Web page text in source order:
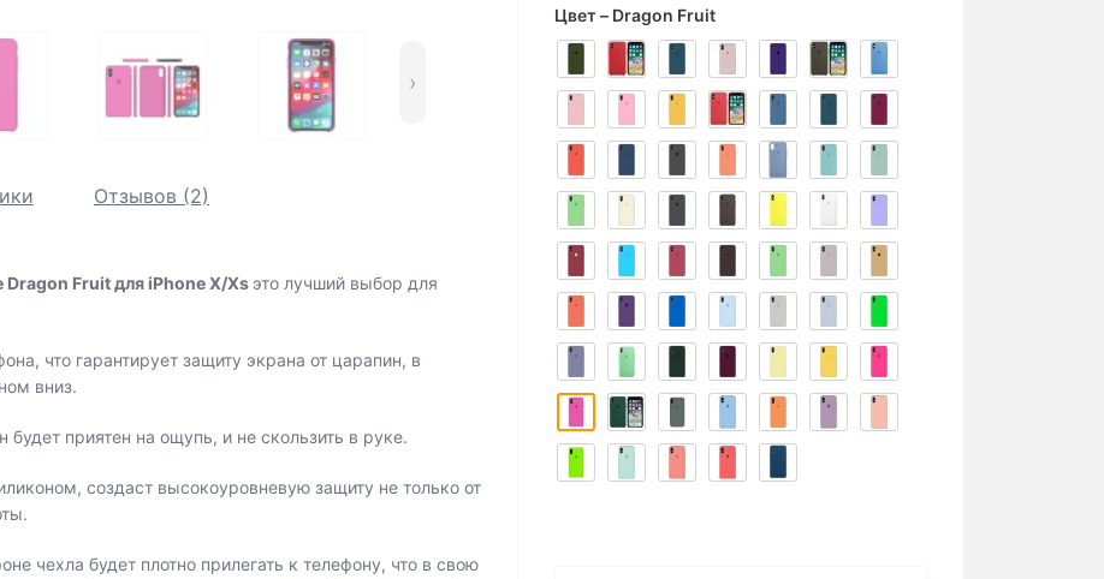
›
Отзывов (2)
Fruit для iPhone X/Xs это лучший выбор для
что гарантирует защиту экрана от царапин, в
вниз.
приятен на ощупь, и не скользить в руке.
создаст высокоуровневую защиту не только от
чехла будет плотно прилегать к телефону, что в свою
Цвет Dragon Fruit